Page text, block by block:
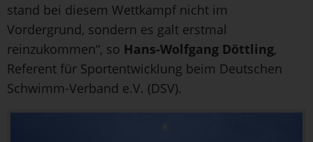
stand bei diesem Wettkampf nicht im
Vordergrund, sondern es galt erstmal
reinzukommen“, so Hans-Wolfgang Döttling,
Referent für Sportentwicklung beim Deutschen
Schwimm-Verband e.V. (DSV).